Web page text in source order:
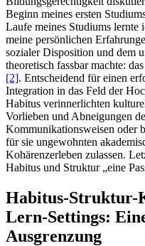
Beginn meines ersten
Laufe meines Studiums lernte
meine persönlichen
sozialer Disposition und dem
theoretisch fassbar machte:
[2]. Entscheidend für einen
Integration in das Feld der
Habitus verinnerlichten
Vorlieben und Abneigungen
Kommunikationsweisen oder
für sie ungewohnten
Kohärenzerleben zulassen.
Habitus und Struktur „eine
Habitus-
Lern-Settings:
Ausgrenzung